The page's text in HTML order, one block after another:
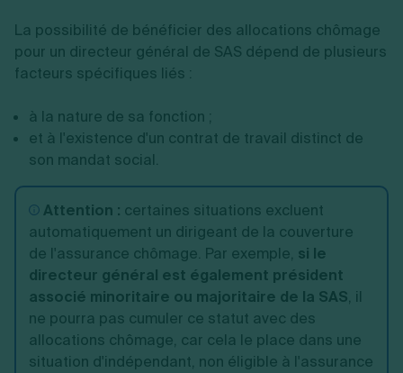
La possibilité de bénéficier des allocations chômage
pour un directeur général de SAS dépend de plusieurs
facteurs spécifiques liés :
à la nature de sa fonction ;
et à l'existence d'un contrat de travail distinct de
son mandat social.
Attention : certaines situations excluent
automatiquement un dirigeant de la couverture
de l'assurance chômage. Par exemple, si le
directeur général est également président
associé minoritaire ou majoritaire de la SAS, il
ne pourra pas cumuler ce statut avec des
allocations chômage, car cela le place dans une
situation d'indépendant, non éligible à l'assurance